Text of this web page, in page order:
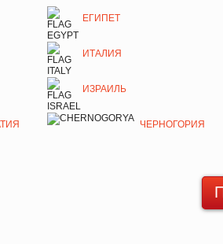
ЕГИПЕТ
ИТАЛИЯ
ИЗРАИЛЬ
ЧЕРНОГОРИЯ